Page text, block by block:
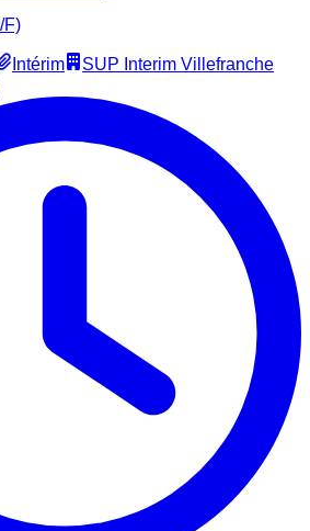
F)
Intérim
SUP Interim Villefranche